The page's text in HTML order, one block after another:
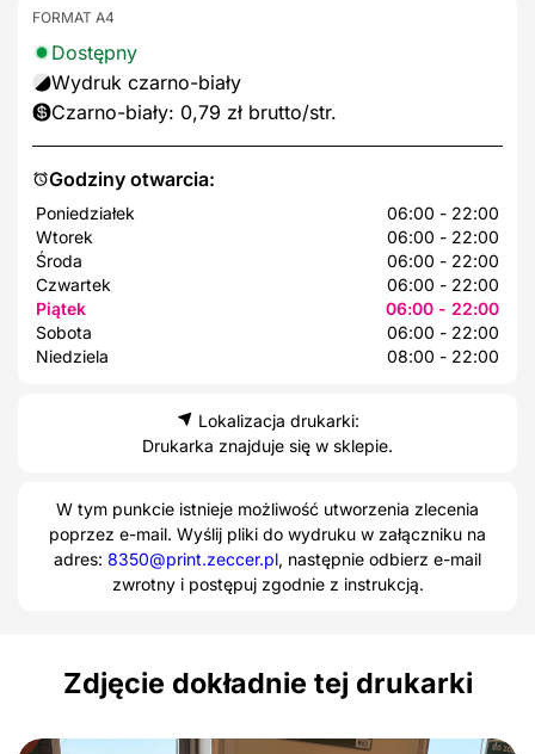
Godziny otwarcia:
Poniedziałek
06:00 - 22:00
Wtorek
06:00 - 22:00
Środa
06:00 - 22:00
Czwartek
06:00 - 22:00
Piątek
06:00 - 22:00
Sobota
06:00 - 22:00
Niedziela
08:00 - 22:00
FORMAT A4
Dostępny
Wydruk czarno-biały
Czarno-biały: 0,79 zł brutto/str.
Lokalizacja drukarki:
Drukarka znajduje się w sklepie.
W tym punkcie istnieje możliwość utworzenia zlecenia
poprzez e-mail. Wyślij pliki do wydruku w załączniku na
adres: 8350@print.zeccer.pl, następnie odbierz e-mail
zwrotny i postępuj zgodnie z instrukcją.
Zdjęcie dokładnie tej drukarki